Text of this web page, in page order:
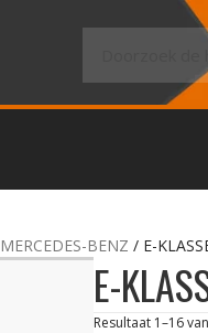
MERCEDES-BENZ / E-
E-
Resultaat 1–16